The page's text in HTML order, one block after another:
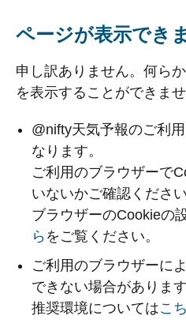
ページが表示でき
申し訳ありません。何ら
を表示することができませ
@nifty天気予報のご利
なります。
ご利用のブラウザーで
いないかご確認ください
ブラウザーのCookieの
ら をご覧ください。
ご利用のブラウザーに
できない場合があります
推奨環境についてはこ